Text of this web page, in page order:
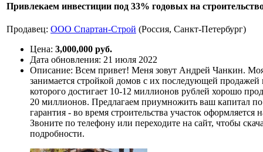
Привлекаем инвестиции под 33% годовых на
Продавец: ООО Спартан-Строй (Россия, Санкт-Петербург)
Цена: 3,000,000 руб.
Дата обновления: 21 июля 2022
Описание: Всем привет! Меня зовут Андрей Чанкин.
занимается стройкой домов с их последующей
которого достигает 10-12 миллионов рублей хорошо
20 миллионов. Предлагаем приумножить ваш капитал
гарантия - во время строительства участок оформляется
Звоните по телефону или переходите на сайт, чтобы
подробности.